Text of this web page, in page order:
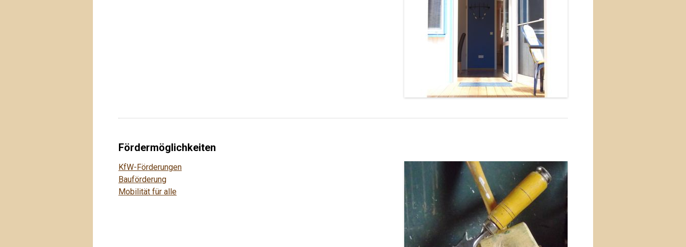
Fördermöglichkeiten
KfW-Förderungen
Bauförderung
Mobilität für alle